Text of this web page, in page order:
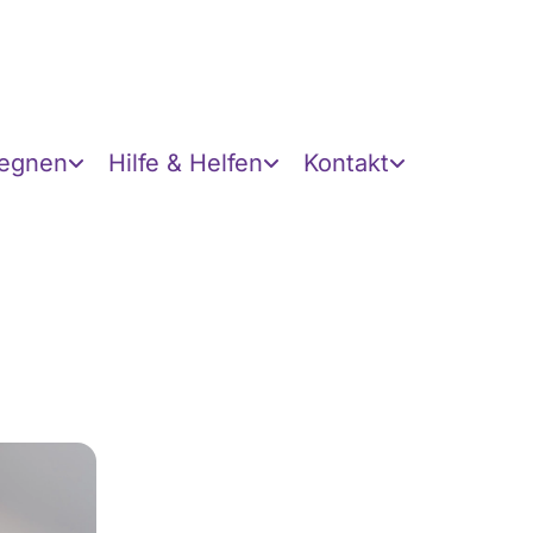
Hilfe & Helfen Kontakt